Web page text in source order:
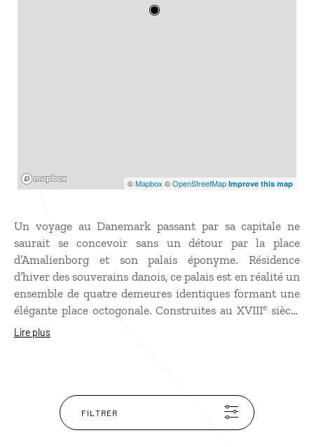
©Mapbox ©OpenStreetMap Improve this map
Un voyage au Danemark passant par sa capitale ne
saurait se concevoir sans un détour par la place
d’Amalienborg et son palais éponyme. Résidence
d’hiver des souverains danois, ce palais est en réalité un
ensemble de quatre demeures identiques formant une
élégante place octogonale. Construites au XVIIIe siècle
par l’architecte royal Nicolai Eigtved sur ordre du roi
l’incendie du château de Christiansborg en 1794. Seuls
les palais de Christian VII et de Christian VIII se visitent.
Au centre, la statue équestre de Frederik V, œuvre du
Lire plus
FILTRER